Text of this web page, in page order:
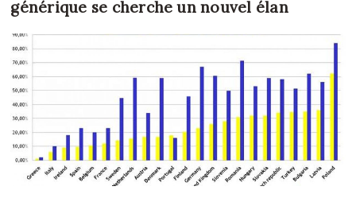
générique se cherche un nouvel élan